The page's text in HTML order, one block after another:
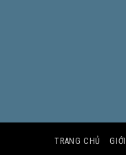
TRANG CHỦ